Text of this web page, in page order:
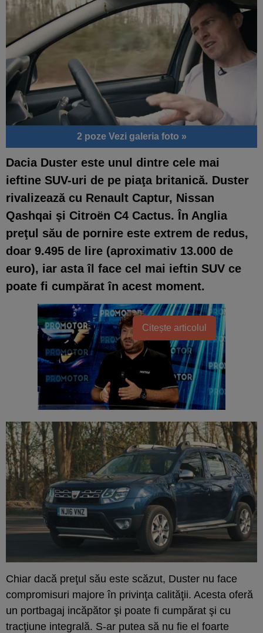
2 poze Vezi galeria foto »
Dacia Duster este unul dintre cele mai
ieftine SUV-uri de pe piaţa britanică. Duster
rivalizează cu Renault Captur, Nissan
Qashqai şi Citroën C4 Cactus. În Anglia
preţul său de pornire este extrem de redus,
doar 9.495 de lire (aproximativ 13.000 de
euro), iar asta îl face cel mai ieftin SUV ce
poate fi cumpărat în acest moment.
Citește articolul
Chiar dacă preţul său este scăzut, Duster nu face
compromisuri majore în privinţa calităţii. Acesta oferă
un portbagaj incăpător şi poate fi cumpărat şi cu
tracţiune integrală. S-ar putea să nu fie el foarte